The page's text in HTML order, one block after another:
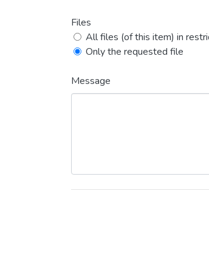
Files
All files (of this item) in
Only the requested file
Message